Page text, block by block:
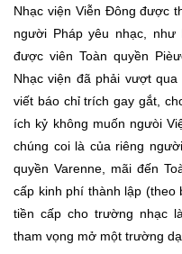
Nhạc viện Viễn Đông được
người Pháp yêu nhạc, như
được viên Toàn quyền
Nhạc viện đã phải vượt
viết báo chỉ trích gay gắt,
ích kỷ không muốn ngưòi
chúng coi là của riêng
quyền Varenne, mãi đến
cấp kinh phí thành lập (theo
tiền cấp cho trường nhạc
tham vọng mở một trường